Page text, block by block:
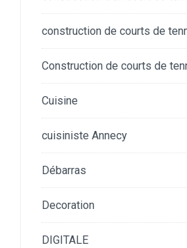
construction de courts de
Construction de courts de
Cuisine
cuisiniste Annecy
Débarras
Decoration
DIGITALE